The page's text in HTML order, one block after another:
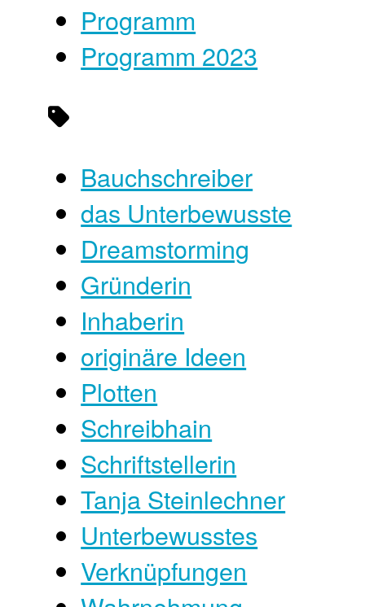
Programm
Programm 2023
Bauchschreiber
das Unterbewusste
Dreamstorming
Gründerin
Inhaberin
originäre Ideen
Plotten
Schreibhain
Schriftstellerin
Tanja Steinlechner
Unterbewusstes
Verknüpfungen